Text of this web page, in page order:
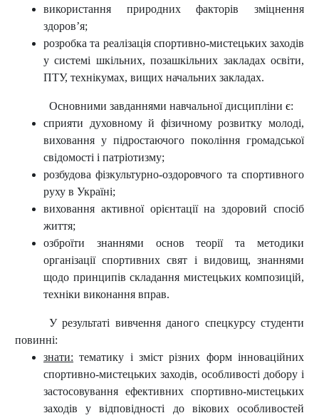
використання природних факторів зміцнення
здоров’я;
розробка та реалізація спортивно-мистецьких заходів
у системі шкільних, позашкільних закладах освіти,
ПТУ, технікумах, вищих начальних закладах.
Основними завданнями навчальної дисципліни є:
сприяти духовному й фізичному розвитку молоді,
виховання у підростаючого покоління громадської
свідомості і патріотизму;
розбудова фізкультурно-оздоровчого та спортивного
руху в Україні;
виховання активної орієнтації на здоровий спосіб
життя;
озброїти знаннями основ теорії та методики
організації спортивних свят і видовищ, знаннями
щодо принципів складання мистецьких композицій,
техніки виконання вправ.
У результаті вивчення даного спецкурсу студенти
повинні:
знати: тематику і зміст різних форм інноваційних
спортивно-мистецьких заходів, особливості добору і
застосовування ефективних спортивно-мистецьких
заходів у відповідності до вікових особливостей